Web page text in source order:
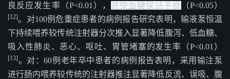
良反应发生率（P<0.01）， 并使血糖保持平稳 （P<0.05）
[12]。对100例危重症患者的病例报告研究表明，输液泵恒温
下持续喂养较传统注射器分次推入显著降低腹泻、低血糖、
吸入性肺炎、恶心、呕吐、胃管堵塞的发生率（P<0.01）
[13] 。对：60例老年卒中患者的病例报告表明，采用输注泵
进行肠内喂养较传统的注射器推注显著降低反流、误吸、腹